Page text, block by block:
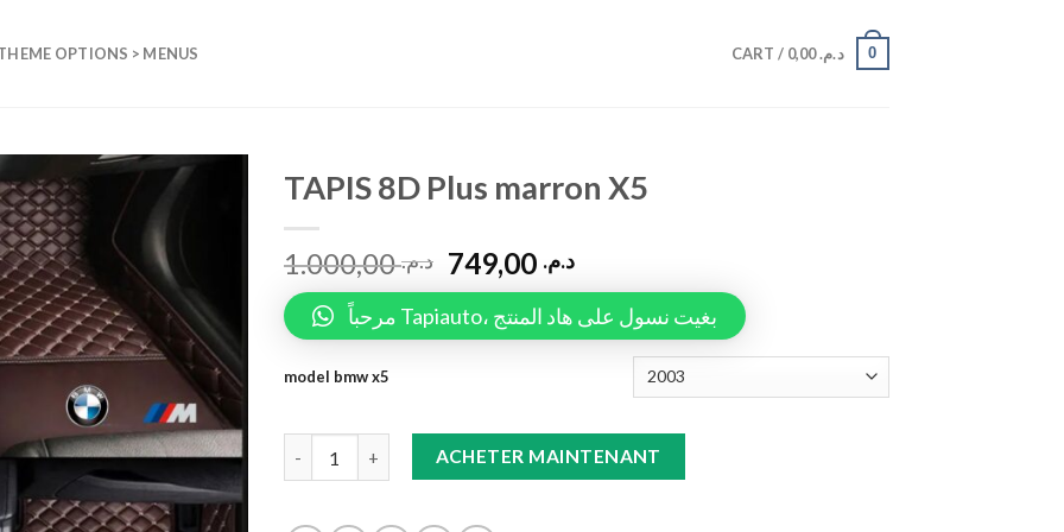
OPTIONS > MENUS CART / د.م.0,00 0
TAPIS 8D Plus marron X5
د.م.1.000,00 د.م.
مرحباً Tapiauto، بغيت نسول على هاد المنتج
model bmw x5
TAPIS 8D Plus marron X5 quantity
ACHETER MAINTENANT